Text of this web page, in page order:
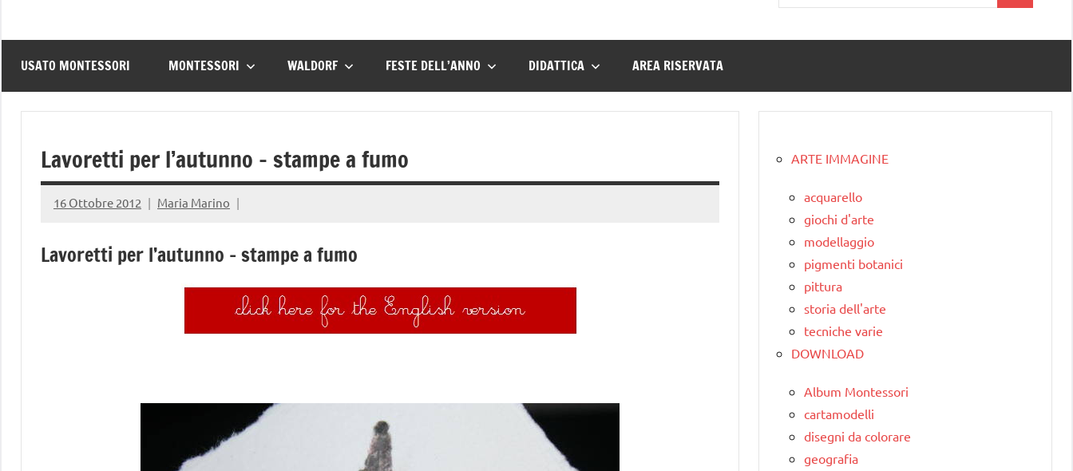
per:
USATO MONTESSORI MONTESSORI WALDORF FESTE DELL’ANNO DIDATTICA AREA RISERVATA
Lavoretti per l’autunno – stampe a fumo
16 Ottobre 2012 Maria Marino
Lavoretti per l’autunno – stampe a fumo
ARTE IMMAGINE
acquarello
giochi d'arte
modellaggio
pigmenti botanici
pittura
storia dell'arte
tecniche varie
DOWNLOAD
Album Montessori
cartamodelli
disegni da colorare
geografia